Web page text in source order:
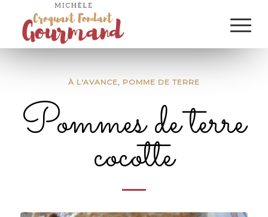
À L'AVANCE, POMME DE TERRE
Pommes de terre
cocotte